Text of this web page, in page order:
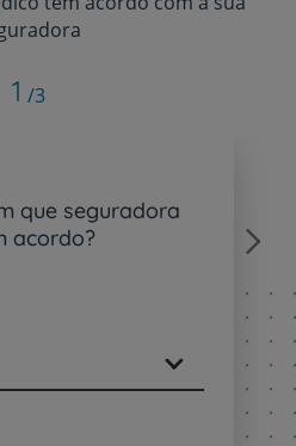
que seguradora
acordo?
Next
1 /3